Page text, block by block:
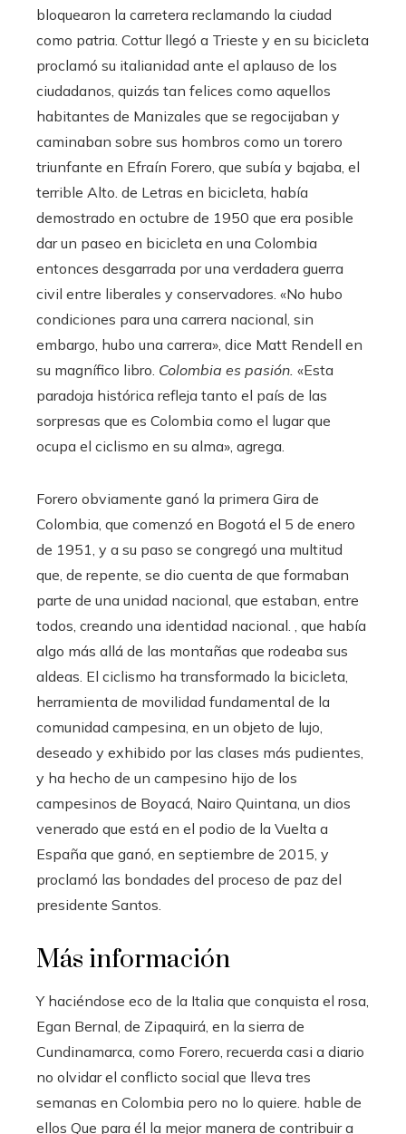
bloquearon la carretera reclamando la ciudad
como patria. Cottur llegó a Trieste y en su bicicleta
proclamó su italianidad ante el aplauso de los
ciudadanos, quizás tan felices como aquellos
habitantes de Manizales que se regocijaban y
caminaban sobre sus hombros como un torero
triunfante en Efraín Forero, que subía y bajaba, el
terrible Alto. de Letras en bicicleta, había
demostrado en octubre de 1950 que era posible
dar un paseo en bicicleta en una Colombia
entonces desgarrada por una verdadera guerra
civil entre liberales y conservadores. «No hubo
condiciones para una carrera nacional, sin
embargo, hubo una carrera», dice Matt Rendell en
su magnífico libro. Colombia es pasión. «Esta
paradoja histórica refleja tanto el país de las
sorpresas que es Colombia como el lugar que
ocupa el ciclismo en su alma», agrega.
Forero obviamente ganó la primera Gira de
Colombia, que comenzó en Bogotá el 5 de enero
de 1951, y a su paso se congregó una multitud
que, de repente, se dio cuenta de que formaban
parte de una unidad nacional, que estaban, entre
todos, creando una identidad nacional. , que había
algo más allá de las montañas que rodeaba sus
aldeas. El ciclismo ha transformado la bicicleta,
herramienta de movilidad fundamental de la
comunidad campesina, en un objeto de lujo,
deseado y exhibido por las clases más pudientes,
y ha hecho de un campesino hijo de los
campesinos de Boyacá, Nairo Quintana, un dios
venerado que está en el podio de la Vuelta a
España que ganó, en septiembre de 2015, y
proclamó las bondades del proceso de paz del
presidente Santos.
Más información
Y haciéndose eco de la Italia que conquista el rosa,
Egan Bernal, de Zipaquirá, en la sierra de
Cundinamarca, como Forero, recuerda casi a diario
no olvidar el conflicto social que lleva tres
semanas en Colombia pero no lo quiere. hable de
ellos Que para él la mejor manera de contribuir a